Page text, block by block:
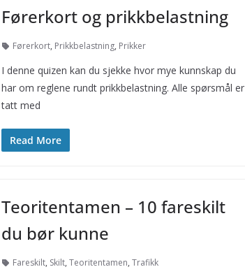
Førerkort og prikkbelastning
Førerkort, Prikkbelastning, Prikker
I denne quizen kan du sjekke hvor mye kunnskap du
har om reglene rundt prikkbelastning. Alle spørsmål er
tatt med
Read More
Teoritentamen – 10 fareskilt
du bør kunne
Fareskilt, Skilt, Teoritentamen, Trafikk